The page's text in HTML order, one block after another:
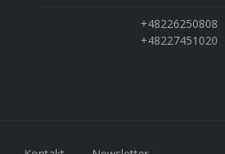
+48226250808
+48227451020